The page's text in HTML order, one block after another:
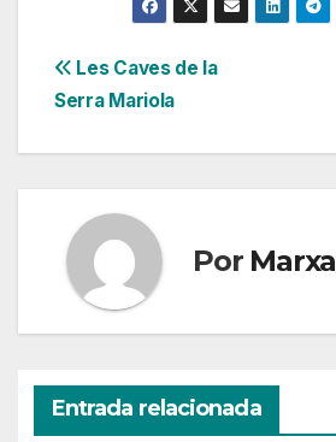
Navegación
Les Caves de la
Serra Mariola
Por
Entrada relacionada